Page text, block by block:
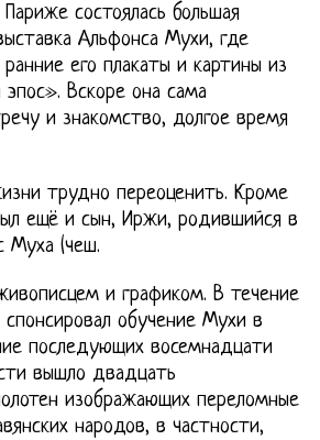
состоялась большая
Альфонса Мухи, где
ранние его плакаты и картины из
эпос». Вскоре она сама
и знакомство, долгое время
трудно переоценить. Кроме
ещё и сын, Иржи, родившийся в
Муха (чеш.
и графиком. В течение
обучение Мухи в
последующих восемнадцати
вышло двадцать
изображающих переломные
народов, в частности,